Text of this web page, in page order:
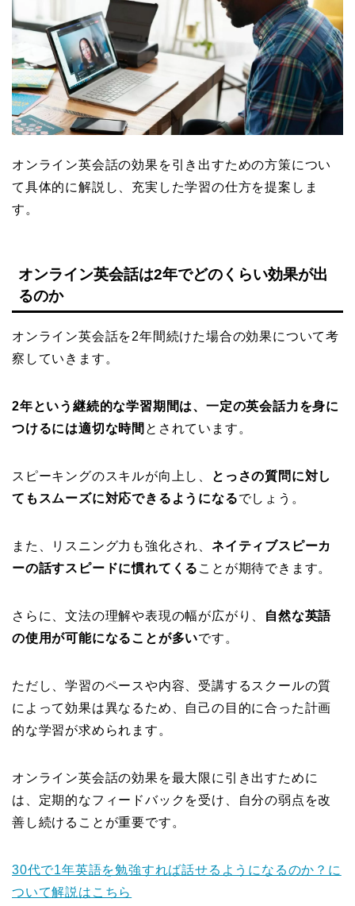
オンライン英会話の効果を引き出すための方策につい
て具体的に解説し、充実した学習の仕方を提案しま
す。
オンライン英会話は2年でどのくらい効果が出
るのか
オンライン英会話を2年間続けた場合の効果について考
察していきます。
2年という継続的な学習期間は、一定の英会話力を身に
つけるには適切な時間 とされています。
スピーキングのスキルが向上し、
とっさの質問に対し
てもスムーズに対応できるようになるでしょう。
また、リスニング力も強化され、 ネイティブスピーカ
ーの話すスピードに慣れてくる ことが期待できます。
さらに、文法の理解や表現の幅が広がり、
自然な英語
の使用が可能になることが多いです。
ただし、学習のペースや内容、受講するスクールの質
によって効果は異なるため、自己の目的に合った計画
的な学習が求められます。
オンライン英会話の効果を最大限に引き出すために
は、定期的なフィードバックを受け、自分の弱点を改
善し続けることが重要です。
30代で1年英語を勉強すれば話せるようになるのか？に
ついて解説はこちら